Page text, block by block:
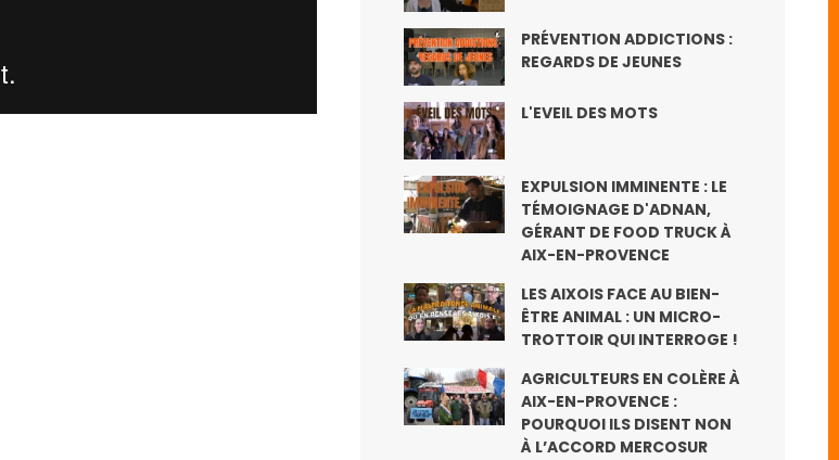
PRÉVENTION ADDICTIONS :
REGARDS DE JEUNES
L'EVEIL DES MOTS
EXPULSION IMMINENTE : LE
TÉMOIGNAGE D'ADNAN,
GÉRANT DE FOOD TRUCK À
AIX-EN-PROVENCE
LES AIXOIS FACE AU BIEN-
ÊTRE ANIMAL : UN MICRO-
TROTTOIR QUI INTERROGE !
AGRICULTEURS EN COLÈRE À
AIX-EN-PROVENCE :
POURQUOI ILS DISENT NON
À L’ACCORD MERCOSUR